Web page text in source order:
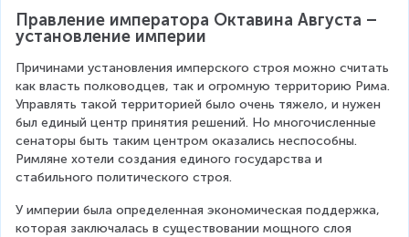
Правление императора Октавина Августа –
установление империи
Причинами установления имперского строя можно считать
как власть полководцев, так и огромную территорию Рима.
Управлять такой территорией было очень тяжело, и нужен
был единый центр принятия решений. Но многочисленные
сенаторы быть таким центром оказались неспособны.
Римляне хотели создания единого государства и
стабильного политического строя.
У империи была определенная экономическая поддержка,
которая заключалась в существовании мощного слоя